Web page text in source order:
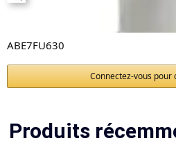
ABE7FU630
Connectez-vous pour
Produits